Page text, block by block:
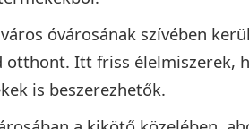
óvárosának szívében kerül
otthont. Itt friss élelmiszerek,
is beszerezhetők.